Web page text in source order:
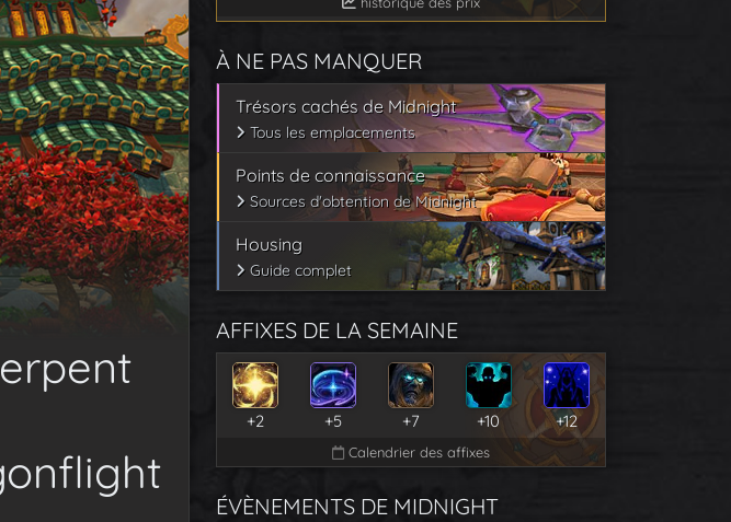
À NE PAS MANQUER
Trésors cachés de Midnight
Tous les emplacements
Points de connaissance
Sources d'obtention de Midnight
Housing
Guide complet
AFFIXES DE LA SEMAINE
+2 +5 +7 +10 +12
Calendrier des affixes
ÉVÈNEMENTS DE MIDNIGHT